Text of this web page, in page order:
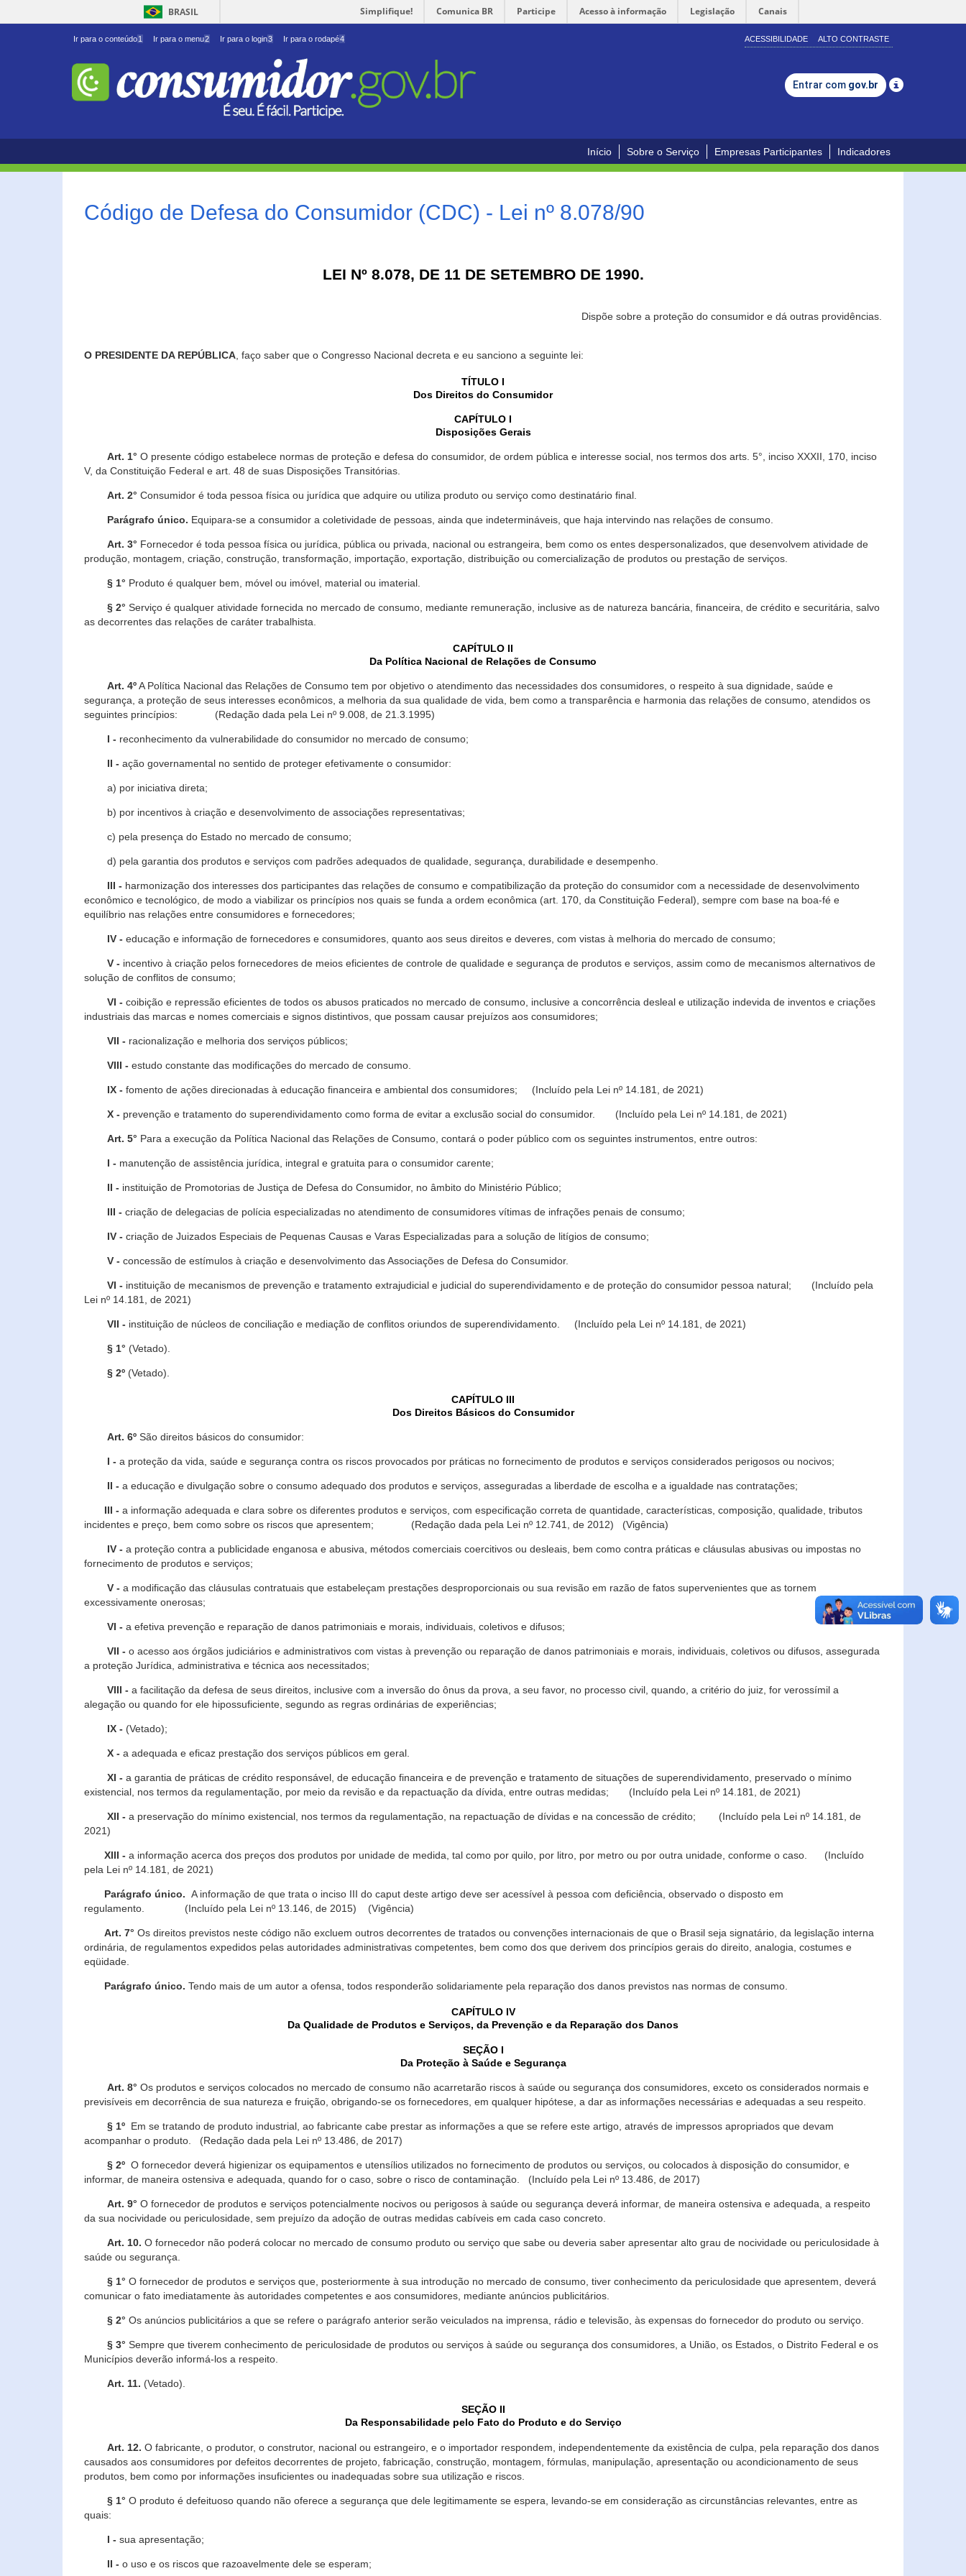
BRASIL Simplifique! Comunica BR Participe Acesso à informação Legislação Canais
Ir para o conteúdo1 Ir para o menu2 Ir para o login3 Ir para o rodapé4 ACESSIBILIDADE ALTO CONTRASTE
Entrar com gov.br
Início Sobre o Serviço Empresas Participantes Indicadores
Código de Defesa do Consumidor (CDC) - Lei nº 8.078/90
LEI Nº 8.078, DE 11 DE SETEMBRO DE 1990.
Dispõe sobre a proteção do consumidor e dá outras providências.
O PRESIDENTE DA REPÚBLICA, faço saber que o Congresso Nacional decreta e eu sanciono a seguinte lei:
TÍTULO I
Dos Direitos do Consumidor
CAPÍTULO I
Disposições Gerais
Art. 1° O presente código estabelece normas de proteção e defesa do consumidor, de ordem pública e interesse social, nos termos dos arts. 5°, inciso XXXII, 170, inciso
V, da Constituição Federal e art. 48 de suas Disposições Transitórias.
Art. 2° Consumidor é toda pessoa física ou jurídica que adquire ou utiliza produto ou serviço como destinatário final.
Parágrafo único. Equipara-se a consumidor a coletividade de pessoas, ainda que indetermináveis, que haja intervindo nas relações de consumo.
Art. 3° Fornecedor é toda pessoa física ou jurídica, pública ou privada, nacional ou estrangeira, bem como os entes despersonalizados, que desenvolvem atividade de
produção, montagem, criação, construção, transformação, importação, exportação, distribuição ou comercialização de produtos ou prestação de serviços.
§ 1° Produto é qualquer bem, móvel ou imóvel, material ou imaterial.
§ 2° Serviço é qualquer atividade fornecida no mercado de consumo, mediante remuneração, inclusive as de natureza bancária, financeira, de crédito e securitária, salvo
as decorrentes das relações de caráter trabalhista.
CAPÍTULO II
Da Política Nacional de Relações de Consumo
Art. 4ºA Política Nacional das Relações de Consumo tem por objetivo o atendimento das necessidades dos consumidores, o respeito à sua dignidade, saúde e
segurança, a proteção de seus interesses econômicos, a melhoria da sua qualidade de vida, bem como a transparência e harmonia das relações de consumo, atendidos os
seguintes princípios: (Redação dada pela Lei nº 9.008, de 21.3.1995)
I - reconhecimento da vulnerabilidade do consumidor no mercado de consumo;
II - ação governamental no sentido de proteger efetivamente o consumidor:
a) por iniciativa direta;
b) por incentivos à criação e desenvolvimento de associações representativas;
c) pela presença do Estado no mercado de consumo;
d) pela garantia dos produtos e serviços com padrões adequados de qualidade, segurança, durabilidade e desempenho.
III - harmonização dos interesses dos participantes das relações de consumo e compatibilização da proteção do consumidor com a necessidade de desenvolvimento
econômico e tecnológico, de modo a viabilizar os princípios nos quais se funda a ordem econômica (art. 170, da Constituição Federal), sempre com base na boa-fé e
equilíbrio nas relações entre consumidores e fornecedores;
IV - educação e informação de fornecedores e consumidores, quanto aos seus direitos e deveres, com vistas à melhoria do mercado de consumo;
V - incentivo à criação pelos fornecedores de meios eficientes de controle de qualidade e segurança de produtos e serviços, assim como de mecanismos alternativos de
solução de conflitos de consumo;
VI - coibição e repressão eficientes de todos os abusos praticados no mercado de consumo, inclusive a concorrência desleal e utilização indevida de inventos e criações
industriais das marcas e nomes comerciais e signos distintivos, que possam causar prejuízos aos consumidores;
VII - racionalização e melhoria dos serviços públicos;
VIII - estudo constante das modificações do mercado de consumo.
IX - fomento de ações direcionadas à educação financeira e ambiental dos consumidores; (Incluído pela Lei nº 14.181, de 2021)
X - prevenção e tratamento do superendividamento como forma de evitar a exclusão social do consumidor. (Incluído pela Lei nº 14.181, de 2021)
Art. 5° Para a execução da Política Nacional das Relações de Consumo, contará o poder público com os seguintes instrumentos, entre outros:
I - manutenção de assistência jurídica, integral e gratuita para o consumidor carente;
II - instituição de Promotorias de Justiça de Defesa do Consumidor, no âmbito do Ministério Público;
III - criação de delegacias de polícia especializadas no atendimento de consumidores vítimas de infrações penais de consumo;
IV - criação de Juizados Especiais de Pequenas Causas e Varas Especializadas para a solução de litígios de consumo;
V - concessão de estímulos à criação e desenvolvimento das Associações de Defesa do Consumidor.
VI - instituição de mecanismos de prevenção e tratamento extrajudicial e judicial do superendividamento e de proteção do consumidor pessoa natural; (Incluído pela
Lei nº 14.181, de 2021)
VII - instituição de núcleos de conciliação e mediação de conflitos oriundos de superendividamento. (Incluído pela Lei nº 14.181, de 2021)
§ 1° (Vetado).
§ 2º (Vetado).
CAPÍTULO III
Dos Direitos Básicos do Consumidor
Art. 6º São direitos básicos do consumidor:
I - a proteção da vida, saúde e segurança contra os riscos provocados por práticas no fornecimento de produtos e serviços considerados perigosos ou nocivos;
II - a educação e divulgação sobre o consumo adequado dos produtos e serviços, asseguradas a liberdade de escolha e a igualdade nas contratações;
III - a informação adequada e clara sobre os diferentes produtos e serviços, com especificação correta de quantidade, características, composição, qualidade, tributos
incidentes e preço, bem como sobre os riscos que apresentem; (Redação dada pela Lei nº 12.741, de 2012) (Vigência)
IV - a proteção contra a publicidade enganosa e abusiva, métodos comerciais coercitivos ou desleais, bem como contra práticas e cláusulas abusivas ou impostas no
fornecimento de produtos e serviços;
V - a modificação das cláusulas contratuais que estabeleçam prestações desproporcionais ou sua revisão em razão de fatos supervenientes que as tornem
excessivamente onerosas;
VI - a efetiva prevenção e reparação de danos patrimoniais e morais, individuais, coletivos e difusos;
VII - o acesso aos órgãos judiciários e administrativos com vistas à prevenção ou reparação de danos patrimoniais e morais, individuais, coletivos ou difusos, assegurada
a proteção Jurídica, administrativa e técnica aos necessitados;
VIII - a facilitação da defesa de seus direitos, inclusive com a inversão do ônus da prova, a seu favor, no processo civil, quando, a critério do juiz, for verossímil a
alegação ou quando for ele hipossuficiente, segundo as regras ordinárias de experiências;
IX - (Vetado);
X - a adequada e eficaz prestação dos serviços públicos em geral.
XI - a garantia de práticas de crédito responsável, de educação financeira e de prevenção e tratamento de situações de superendividamento, preservado o mínimo
existencial, nos termos da regulamentação, por meio da revisão e da repactuação da dívida, entre outras medidas; (Incluído pela Lei nº 14.181, de 2021)
XII - a preservação do mínimo existencial, nos termos da regulamentação, na repactuação de dívidas e na concessão de crédito; (Incluído pela Lei nº 14.181, de
2021)
XIII - a informação acerca dos preços dos produtos por unidade de medida, tal como por quilo, por litro, por metro ou por outra unidade, conforme o caso. (Incluído
pela Lei nº 14.181, de 2021)
Parágrafo único. A informação de que trata o inciso III do caput deste artigo deve ser acessível à pessoa com deficiência, observado o disposto em
regulamento. (Incluído pela Lei nº 13.146, de 2015) (Vigência)
Art. 7° Os direitos previstos neste código não excluem outros decorrentes de tratados ou convenções internacionais de que o Brasil seja signatário, da legislação interna
ordinária, de regulamentos expedidos pelas autoridades administrativas competentes, bem como dos que derivem dos princípios gerais do direito, analogia, costumes e
eqüidade.
Parágrafo único. Tendo mais de um autor a ofensa, todos responderão solidariamente pela reparação dos danos previstos nas normas de consumo.
CAPÍTULO IV
Da Qualidade de Produtos e Serviços, da Prevenção e da Reparação dos Danos
SEÇÃO I
Da Proteção à Saúde e Segurança
Art. 8° Os produtos e serviços colocados no mercado de consumo não acarretarão riscos à saúde ou segurança dos consumidores, exceto os considerados normais e
previsíveis em decorrência de sua natureza e fruição, obrigando-se os fornecedores, em qualquer hipótese, a dar as informações necessárias e adequadas a seu respeito.
§ 1º Em se tratando de produto industrial, ao fabricante cabe prestar as informações a que se refere este artigo, através de impressos apropriados que devam
acompanhar o produto. (Redação dada pela Lei nº 13.486, de 2017)
§ 2º O fornecedor deverá higienizar os equipamentos e utensílios utilizados no fornecimento de produtos ou serviços, ou colocados à disposição do consumidor, e
informar, de maneira ostensiva e adequada, quando for o caso, sobre o risco de contaminação. (Incluído pela Lei nº 13.486, de 2017)
Art. 9° O fornecedor de produtos e serviços potencialmente nocivos ou perigosos à saúde ou segurança deverá informar, de maneira ostensiva e adequada, a respeito
da sua nocividade ou periculosidade, sem prejuízo da adoção de outras medidas cabíveis em cada caso concreto.
Art. 10. O fornecedor não poderá colocar no mercado de consumo produto ou serviço que sabe ou deveria saber apresentar alto grau de nocividade ou periculosidade à
saúde ou segurança.
§ 1° O fornecedor de produtos e serviços que, posteriormente à sua introdução no mercado de consumo, tiver conhecimento da periculosidade que apresentem, deverá
comunicar o fato imediatamente às autoridades competentes e aos consumidores, mediante anúncios publicitários.
§ 2° Os anúncios publicitários a que se refere o parágrafo anterior serão veiculados na imprensa, rádio e televisão, às expensas do fornecedor do produto ou serviço.
§ 3° Sempre que tiverem conhecimento de periculosidade de produtos ou serviços à saúde ou segurança dos consumidores, a União, os Estados, o Distrito Federal e os
Municípios deverão informá-los a respeito.
Art. 11. (Vetado).
SEÇÃO II
Da Responsabilidade pelo Fato do Produto e do Serviço
Art. 12. O fabricante, o produtor, o construtor, nacional ou estrangeiro, e o importador respondem, independentemente da existência de culpa, pela reparação dos danos
causados aos consumidores por defeitos decorrentes de projeto, fabricação, construção, montagem, fórmulas, manipulação, apresentação ou acondicionamento de seus
produtos, bem como por informações insuficientes ou inadequadas sobre sua utilização e riscos.
§ 1° O produto é defeituoso quando não oferece a segurança que dele legitimamente se espera, levando-se em consideração as circunstâncias relevantes, entre as
quais:
I - sua apresentação;
II - o uso e os riscos que razoavelmente dele se esperam;